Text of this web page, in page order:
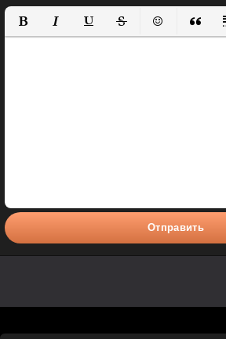
Полужирный
КурсивПодчеркнутый
Зачеркнутый
Вставить
Отправить